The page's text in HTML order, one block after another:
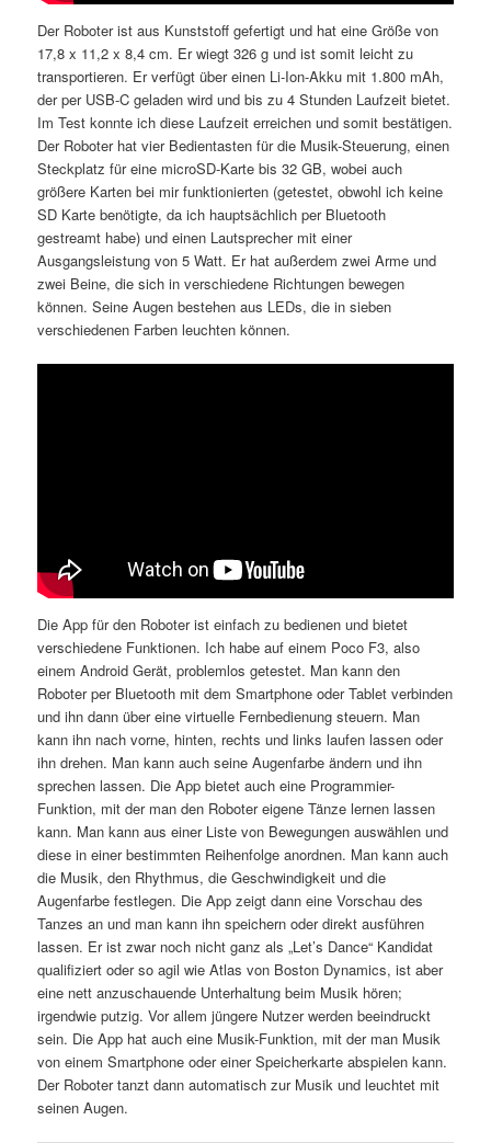
Der Roboter ist aus Kunststoff gefertigt und hat eine Größe von
17,8 x 11,2 x 8,4 cm. Er wiegt 326 g und ist somit leicht zu
transportieren. Er verfügt über einen Li-Ion-Akku mit 1.800 mAh,
der per USB-C geladen wird und bis zu 4 Stunden Laufzeit bietet.
Im Test konnte ich diese Laufzeit erreichen und somit bestätigen.
Der Roboter hat vier Bedientasten für die Musik-Steuerung, einen
Steckplatz für eine microSD-Karte bis 32 GB, wobei auch
größere Karten bei mir funktionierten (getestet, obwohl ich keine
SD Karte benötigte, da ich hauptsächlich per Bluetooth
gestreamt habe) und einen Lautsprecher mit einer
Ausgangsleistung von 5 Watt. Er hat außerdem zwei Arme und
zwei Beine, die sich in verschiedene Richtungen bewegen
können. Seine Augen bestehen aus LEDs, die in sieben
verschiedenen Farben leuchten können.
Die App für den Roboter ist einfach zu bedienen und bietet
verschiedene Funktionen. Ich habe auf einem Poco F3, also
einem Android Gerät, problemlos getestet. Man kann den
Roboter per Bluetooth mit dem Smartphone oder Tablet verbinden
und ihn dann über eine virtuelle Fernbedienung steuern. Man
kann ihn nach vorne, hinten, rechts und links laufen lassen oder
ihn drehen. Man kann auch seine Augenfarbe ändern und ihn
sprechen lassen. Die App bietet auch eine Programmier-
Funktion, mit der man den Roboter eigene Tänze lernen lassen
kann. Man kann aus einer Liste von Bewegungen auswählen und
diese in einer bestimmten Reihenfolge anordnen. Man kann auch
die Musik, den Rhythmus, die Geschwindigkeit und die
Augenfarbe festlegen. Die App zeigt dann eine Vorschau des
Tanzes an und man kann ihn speichern oder direkt ausführen
lassen. Er ist zwar noch nicht ganz als „Let’s Dance“ Kandidat
qualifiziert oder so agil wie Atlas von Boston Dynamics, ist aber
eine nett anzuschauende Unterhaltung beim Musik hören;
irgendwie putzig. Vor allem jüngere Nutzer werden beeindruckt
sein. Die App hat auch eine Musik-Funktion, mit der man Musik
von einem Smartphone oder einer Speicherkarte abspielen kann.
Der Roboter tanzt dann automatisch zur Musik und leuchtet mit
seinen Augen.